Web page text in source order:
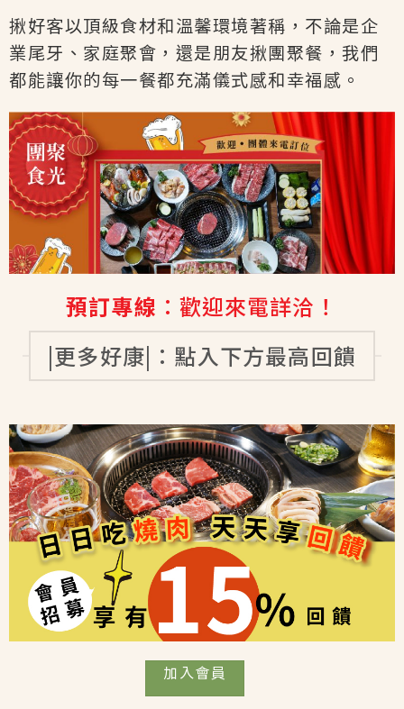
揪好客以頂級食材和溫馨環境著稱，不論是企
業尾牙、家庭聚會，還是朋友揪團聚餐，我們
都能讓你的每一餐都充滿儀式感和幸福感。
預訂專線 ：歡迎來電詳洽！
|更多好康|：點入下方最高回饋
加入會員